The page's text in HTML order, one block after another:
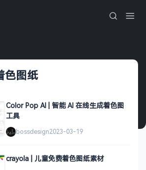
色图纸
Color Pop AI | 智能 AI 在线生成着色图
工具
bossdesign2023-03-19
crayola | 儿童免费着色图纸素材